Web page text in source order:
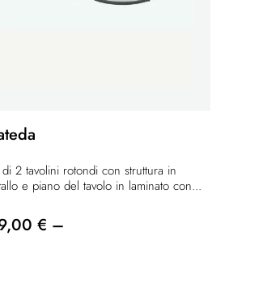
2 tavolini rotondi con struttura in
e piano del tavolo in laminato con...
€ –